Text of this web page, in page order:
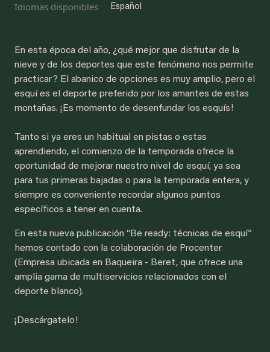
Idiomas disponibles Español
En esta época del año, ¿qué mejor que disfrutar de la
nieve y de los deportes que este fenómeno nos permite
practicar? El abanico de opciones es muy amplio, pero el
esquí es el deporte preferido por los amantes de estas
montañas. ¡Es momento de desenfundar los esquís!
Tanto si ya eres un habitual en pistas o estas
aprendiendo, el comienzo de la temporada ofrece la
oportunidad de mejorar nuestro nivel de esquí, ya sea
para tus primeras bajadas o para la temporada entera, y
siempre es conveniente recordar algunos puntos
específicos a tener en cuenta.
En esta nueva publicación “Be ready: técnicas de esquí”
hemos contado con la colaboración de Procenter
(Empresa ubicada en Baqueira - Beret, que ofrece una
amplia gama de multiservicios relacionados con el
deporte blanco).
¡Descárgatelo!